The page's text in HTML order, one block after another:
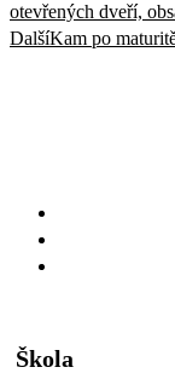
otevřených dveří,
DalšíKam po
Škola